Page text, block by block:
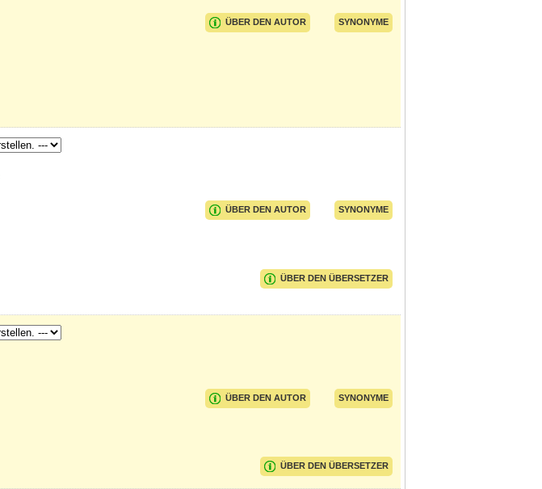
SYNONYME
ÜBER DEN AUTOR
SYNONYME
ÜBER DEN AUTOR
ÜBER DEN ÜBERSETZER
SYNONYME
ÜBER DEN AUTOR
ÜBER DEN ÜBERSETZER